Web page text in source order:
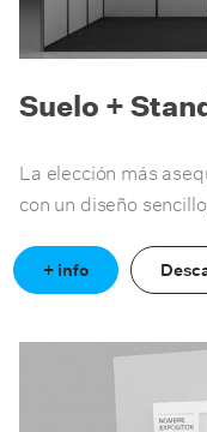
Suelo +
La elección más
con un diseño
+ info